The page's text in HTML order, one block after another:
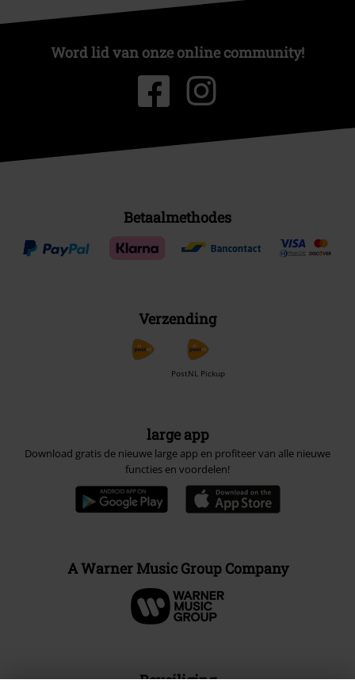
Word lid van onze online community!
Betaalmethodes
Verzending
PostNL Pickup
large app
Download gratis de nieuwe large app en profiteer van alle nieuwe
functies en voordelen!
A Warner Music Group Company
Beveiliging